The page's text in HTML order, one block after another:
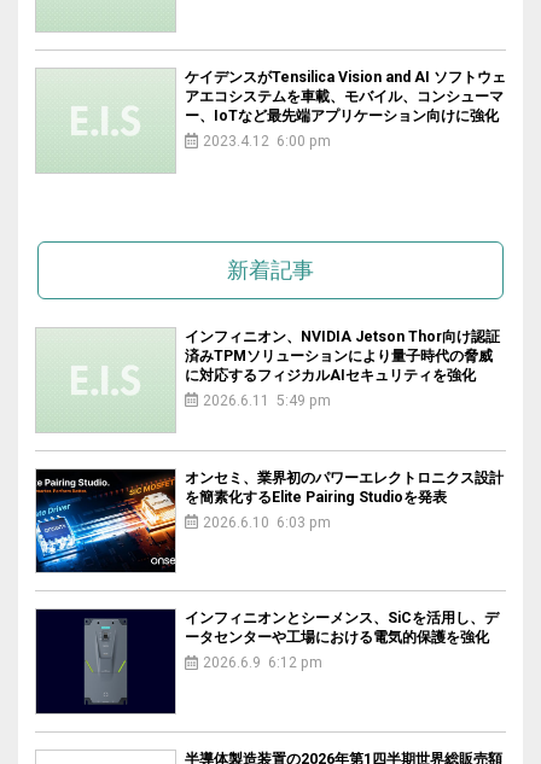
ケイデンスがTensilica Vision and AI ソフトウェ
アエコシステムを車載、モバイル、コンシューマ
ー、IoTなど最先端アプリケーション向けに強化
2023.4.12 6:00 pm
新着記事
インフィニオン、NVIDIA Jetson Thor向け認証
済みTPMソリューションにより量子時代の脅威
に対応するフィジカルAIセキュリティを強化
2026.6.11 5:49 pm
オンセミ、業界初のパワーエレクトロニクス設計
を簡素化するElite Pairing Studioを発表
2026.6.10 6:03 pm
インフィニオンとシーメンス、SiCを活用し、デ
ータセンターや工場における電気的保護を強化
2026.6.9 6:12 pm
半導体製造装置の2026年第1四半期世界総販売額